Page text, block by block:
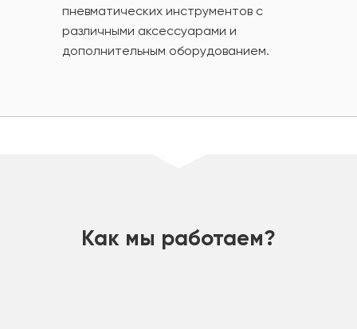
пневматических инструментов с
различными аксессуарами и
дополнительным оборудованием.
Как мы работаем?